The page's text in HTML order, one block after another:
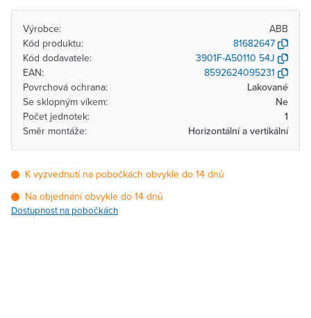
Výrobce:
ABB
Kód produktu:
81682647
Kód dodavatele:
3901F-A50110 54J
EAN:
8592624095231
Povrchová ochrana:
Lakované
Se sklopným víkem:
Ne
Počet jednotek:
1
Směr montáže:
Horizontální a vertikální
K vyzvednutí na pobočkách obvykle do 14 dnů
Na objednání obvykle do 14 dnů
Dostupnost na pobočkách